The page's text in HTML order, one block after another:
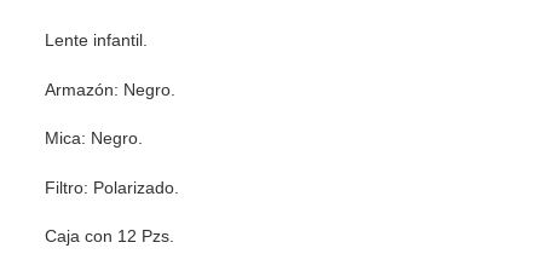
carrito
compra
Lente infantil.
Armazón: Negro.
Mica: Negro.
Filtro: Polarizado.
Caja con 12 Pzs.